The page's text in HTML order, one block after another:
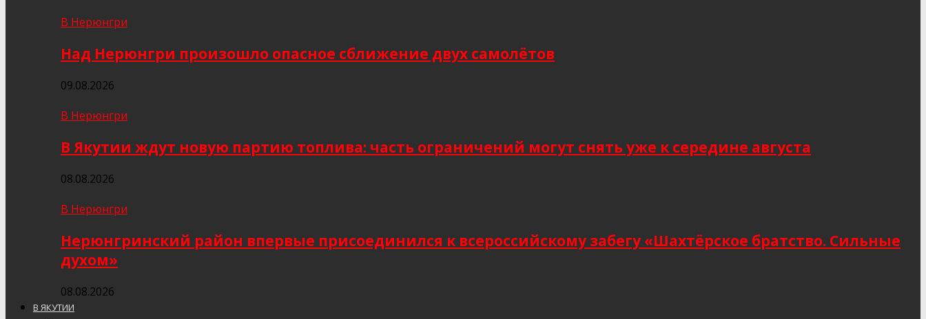
В Нерюнгри
Над Нерюнгри произошло опасное сближение двух самолётов
09.08.2026
В Нерюнгри
В Якутии ждут новую партию топлива: часть ограничений могут снять уже к середине августа
08.08.2026
В Нерюнгри
Нерюнгринский район впервые присоединился к всероссийскому забегу «Шахтёрское братство. Сильные
духом»
08.08.2026
В ЯКУТИИ